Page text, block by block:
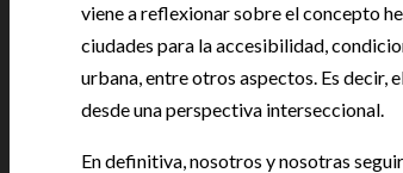
viene a reflexionar sobre el concepto
ciudades para la accesibilidad,
urbana, entre otros aspectos. Es decir,
desde una perspectiva interseccional.
En definitiva, nosotros y nosotras